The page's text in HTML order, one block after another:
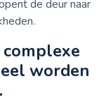
de deur naar
worden